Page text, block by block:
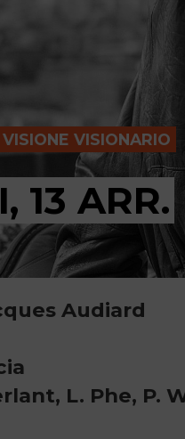
VISIONARIO
13 ARR.
Audiard
L. Phe, P.